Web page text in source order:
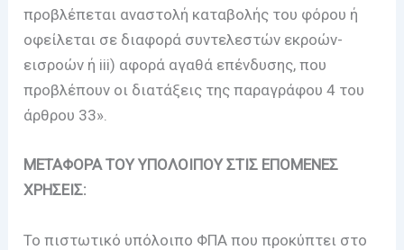
προβλέπεται αναστολή καταβολής του φόρου ή
οφείλεται σε διαφορά συντελεστών εκροών-
εισροών ή iii) αφορά αγαθά επένδυσης, που
προβλέπουν οι διατάξεις της παραγράφου 4 του
άρθρου 33».
METAΦΟΡΑ ΤΟΥ ΥΠΟΛΟΙΠΟΥ ΣΤΙΣ ΕΠΟΜΕΝΕΣ
ΧΡΗΣΕΙΣ:
Το πιστωτικό υπόλοιπο ΦΠΑ που προκύπτει στο